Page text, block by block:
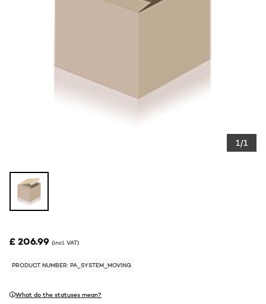
1/1
£ 206.99 (incl. VAT)
PRODUCT NUMBER: PA_SYSTEM_MOVING
What do the statuses mean?